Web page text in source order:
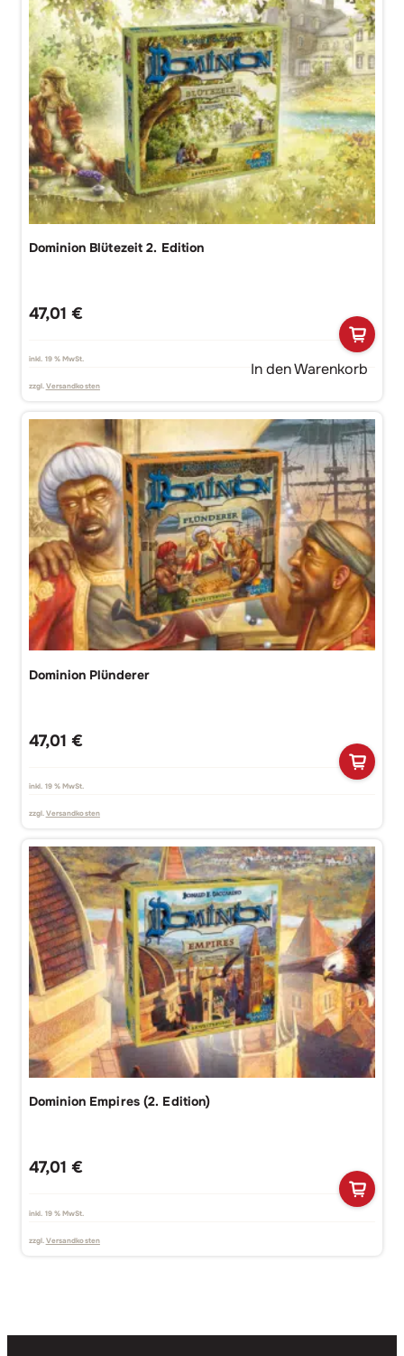
Dominion Blütezeit 2. Edition
47,01 €
inkl. 19 % MwSt.
zzgl. Versandkosten
In den Warenkorb
Dominion Plünderer
47,01 €
inkl. 19 % MwSt.
zzgl. Versandkosten
Dominion Empires (2. Edition)
47,01 €
inkl. 19 % MwSt.
zzgl. Versandkosten